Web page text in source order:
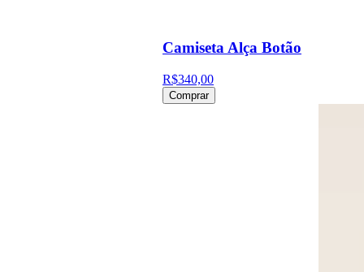
Camiseta Alça Botão
R$340,00
Comprar